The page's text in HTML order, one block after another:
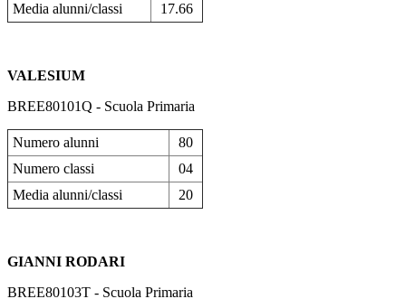
Media alunni/classi
17.66
VALESIUM
BREE80101Q - Scuola Primaria
Numero alunni
80
Numero classi
04
Media alunni/classi
20
GIANNI RODARI
BREE80103T - Scuola Primaria